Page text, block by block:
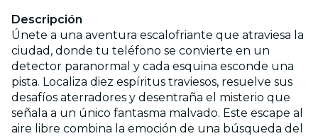
Descripción
Únete a una aventura escalofriante que atraviesa la
ciudad, donde tu teléfono se convierte en un
detector paranormal y cada esquina esconde una
pista. Localiza diez espíritus traviesos, resuelve sus
desafíos aterradores y desentraña el misterio que
señala a un único fantasma malvado. Este escape al
aire libre combina la emoción de una búsqueda del